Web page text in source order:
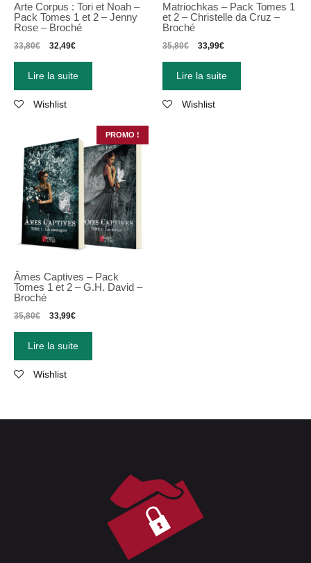
Arte Corpus : Tori et Noah –
Pack Tomes 1 et 2 – Jenny
Rose – Broché
33,80€ 32,49€
Lire la suite
Wishlist
Matriochkas – Pack Tomes 1
et 2 –Christelle da Cruz –
Broché
35,80€ 33,99€
Lire la suite
Wishlist
PROMO !
Âmes Captives – Pack
Tomes 1 et 2 – G.H. David –
Broché
35,80€ 33,99€
Lire la suite
Wishlist